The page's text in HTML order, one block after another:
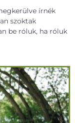
írnék
szoktak
be róluk, ha róluk